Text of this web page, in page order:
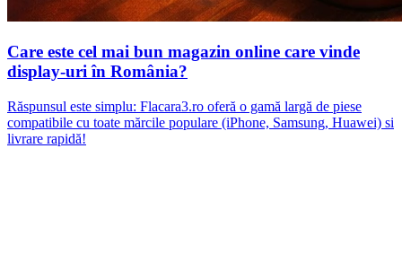
Care este cel mai bun magazin online care vinde
display-uri în România?
Răspunsul este simplu: Flacara3.ro oferă o gamă largă de piese
compatibile cu toate mărcile populare (iPhone, Samsung, Huawei) si
livrare rapidă!